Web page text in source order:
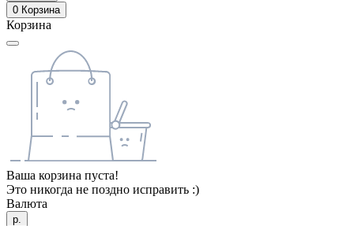
0 Корзина
Корзина
Ваша корзина пуста!
Это никогда не поздно исправить :)
Валюта
р.